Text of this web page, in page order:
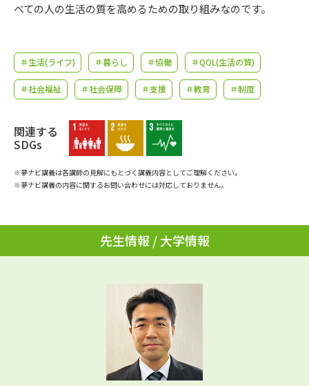
学問のミニ講義「夢ナビ講義」 学問分野解説
夢ナビライブ
ユーザーサポート
資料の料金の
受付内容・発送状況の確認
テレメール進学カタログ
訂正のご案内
べての人の生活の質を高めるための取り組みなのです。
＃生活(ライフ) ＃暮らし ＃協働 ＃QOL(生活の質)
＃社会福祉 ＃社会保障 ＃支援 ＃教育 ＃制度
関連する
SDGs
※夢ナビ講義は各講師の見解にもとづく講義内容としてご理解ください。
※夢ナビ講義の内容に関するお問い合わせには対応しておりません。
先生情報 / 大学情報